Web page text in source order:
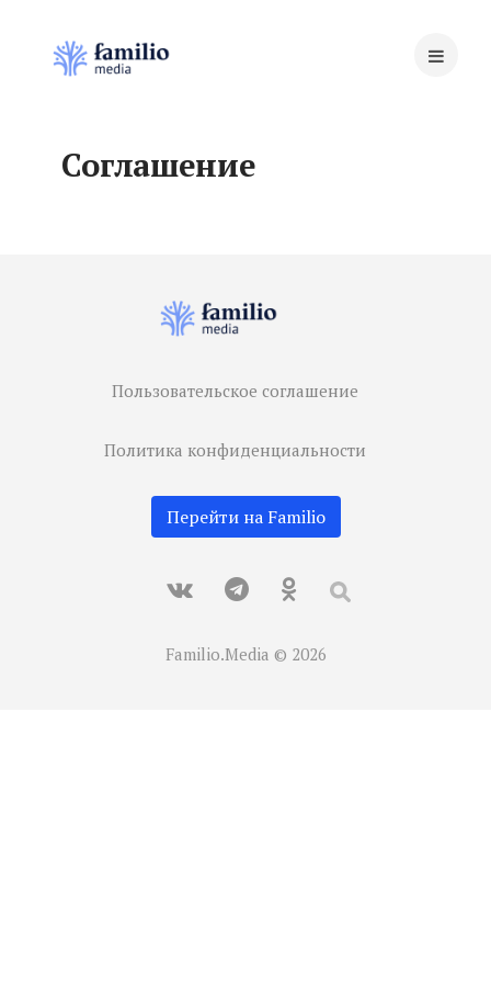
Соглашение
Пользовательское соглашение
Политика конфиденциальности
Перейти на Familio
Familio.Media © 2026